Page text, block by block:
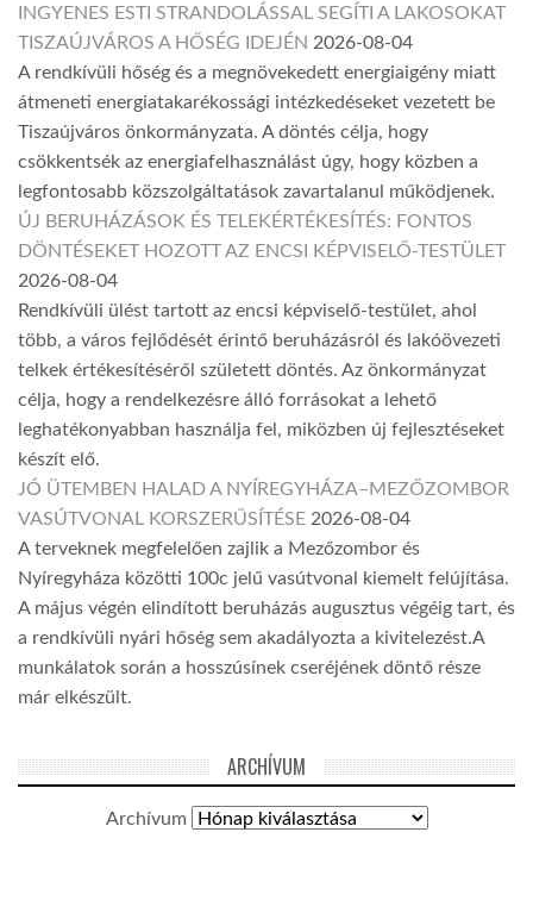
INGYENES ESTI STRANDOLÁSSAL SEGÍTI A LAKOSOKAT
TISZAÚJVÁROS A HŐSÉG IDEJÉN 2026-08-04
A rendkívüli hőség és a megnövekedett energiaigény miatt
átmeneti energiatakarékossági intézkedéseket vezetett be
Tiszaújváros önkormányzata. A döntés célja, hogy
csökkentsék az energiafelhasználást úgy, hogy közben a
legfontosabb közszolgáltatások zavartalanul működjenek.
ÚJ BERUHÁZÁSOK ÉS TELEKÉRTÉKESÍTÉS: FONTOS
DÖNTÉSEKET HOZOTT AZ ENCSI KÉPVISELŐ-TESTÜLET
2026-08-04
Rendkívüli ülést tartott az encsi képviselő-testület, ahol
több, a város fejlődését érintő beruházásról és lakóövezeti
telkek értékesítéséről született döntés. Az önkormányzat
célja, hogy a rendelkezésre álló forrásokat a lehető
leghatékonyabban használja fel, miközben új fejlesztéseket
készít elő.
JÓ ÜTEMBEN HALAD A NYÍREGYHÁZA–MEZŐZOMBOR
VASÚTVONAL KORSZERŰSÍTÉSE 2026-08-04
A terveknek megfelelően zajlik a Mezőzombor és
Nyíregyháza közötti 100c jelű vasútvonal kiemelt felújítása.
A május végén elindított beruházás augusztus végéig tart, és
a rendkívüli nyári hőség sem akadályozta a kivitelezést.A
munkálatok során a hosszúsínek cseréjének döntő része
már elkészült.
ARCHÍVUM
Archívum